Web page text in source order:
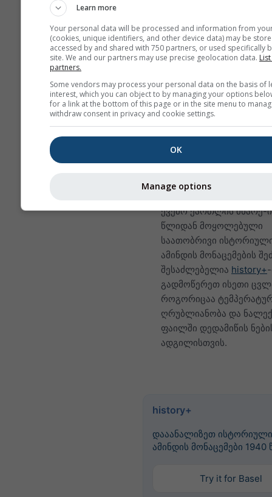
მაქსიმალური და
თვეზე მეტი
წარმოდგენილია
აგრეგაციები.
ჩვენ ასევე
ნედლ მონაცემებს
(
ქვემო ქართლის მხარე-
წლიდან მოყოლებული
საათობრივი
ამინდის მონაცემების
შესაძლებელია history+
გადმოწერეთ ისეთი
როგორიცაა
ღრუბლიანობა და
ფაილში დედამიწის
ადგილისთვის.
history+
დააანალიზეთ ისტორიული
ამინდის მონაცემები
Try it for Basel
Learn more
Your personal data will be processed and information from
(cookies, unique identifiers, and other device data) may be
accessed by and shared with 750 partners, or used specifically
site. We and our partners may use precise geolocation data.
partners.
Some vendors may process your personal data on the basis of
interest, which you can object to by managing your options
for a link at the bottom of this page or in the site menu to
withdraw consent in privacy and cookie settings.
OK
Manage options